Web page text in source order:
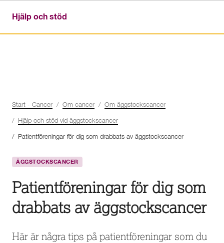
Hjälp och stöd
Start - Cancer Om cancer Om äggstockscancer
Hjälp och stöd vid äggstockscancer
Patientföreningar för dig som drabbats av äggstockscancer
ÄGGSTOCKSCANCER
Patientföreningar för dig som
drabbats av äggstockscancer
Här är några tips på patientföreningar som du